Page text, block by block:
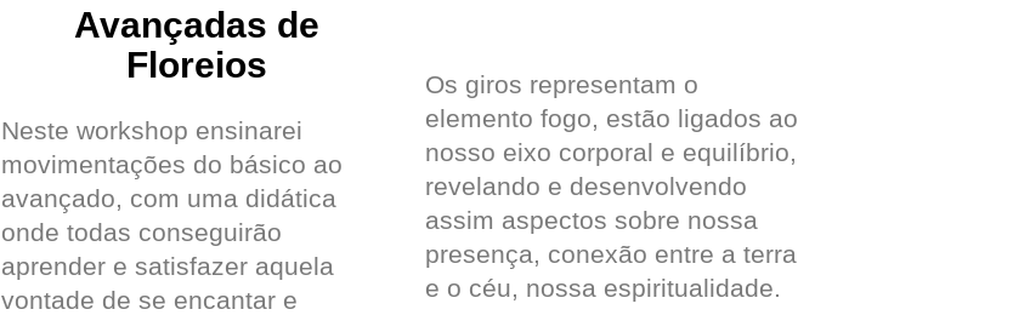
Avançadas de
Floreios
Neste workshop ensinarei
movimentações do básico ao
avançado, com uma didática
onde todas conseguirão
aprender e satisfazer aquela
vontade de se encantar e
Os giros representam o
elemento fogo, estão ligados ao
nosso eixo corporal e equilíbrio,
revelando e desenvolvendo
assim aspectos sobre nossa
presença, conexão entre a terra
e o céu, nossa espiritualidade.